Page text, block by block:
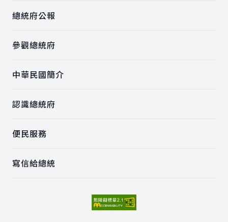
總統府公報
參觀總統府
中華民國簡介
認識總統府
便民服務
寫信給總統